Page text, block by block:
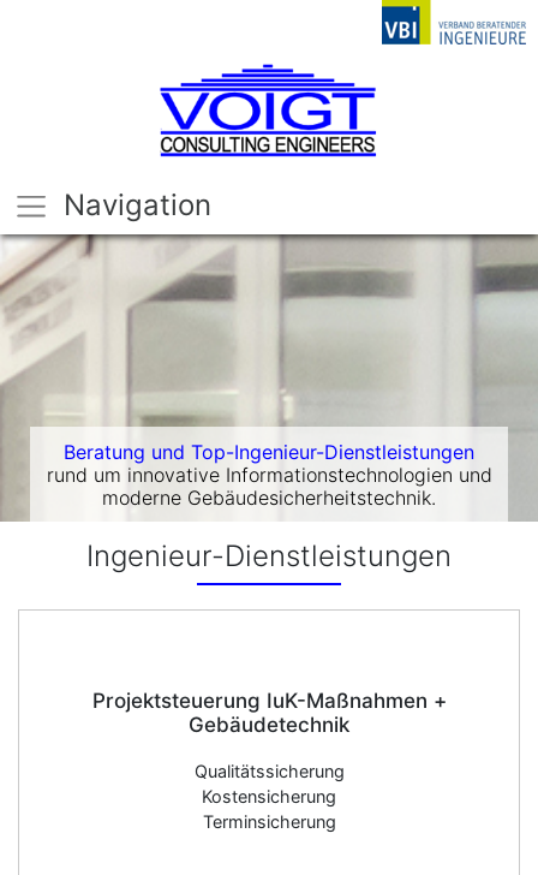
Navigation
Beratung und Top-Ingenieur-Dienstleistungen
rund um innovative Informationstechnologien und
moderne Gebäudesicherheitstechnik.
Ingenieur-Dienstleistungen
Projektsteuerung IuK-Maßnahmen +
Gebäudetechnik
Qualitätssicherung
Kostensicherung
Terminsicherung